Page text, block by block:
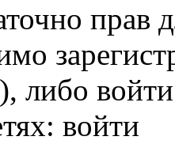
прав
), либо
войти